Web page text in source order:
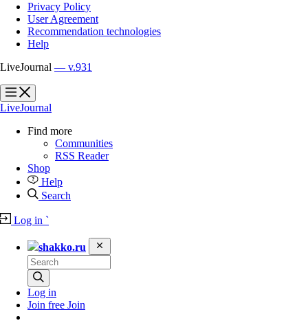
Privacy Policy
User Agreement
Recommendation technologies
Help
LiveJournal — v.931
?
?
LiveJournal
Find more
Communities
RSS Reader
Shop
Help
Search
Log in `
shakko.ru
Log in
Join free Join